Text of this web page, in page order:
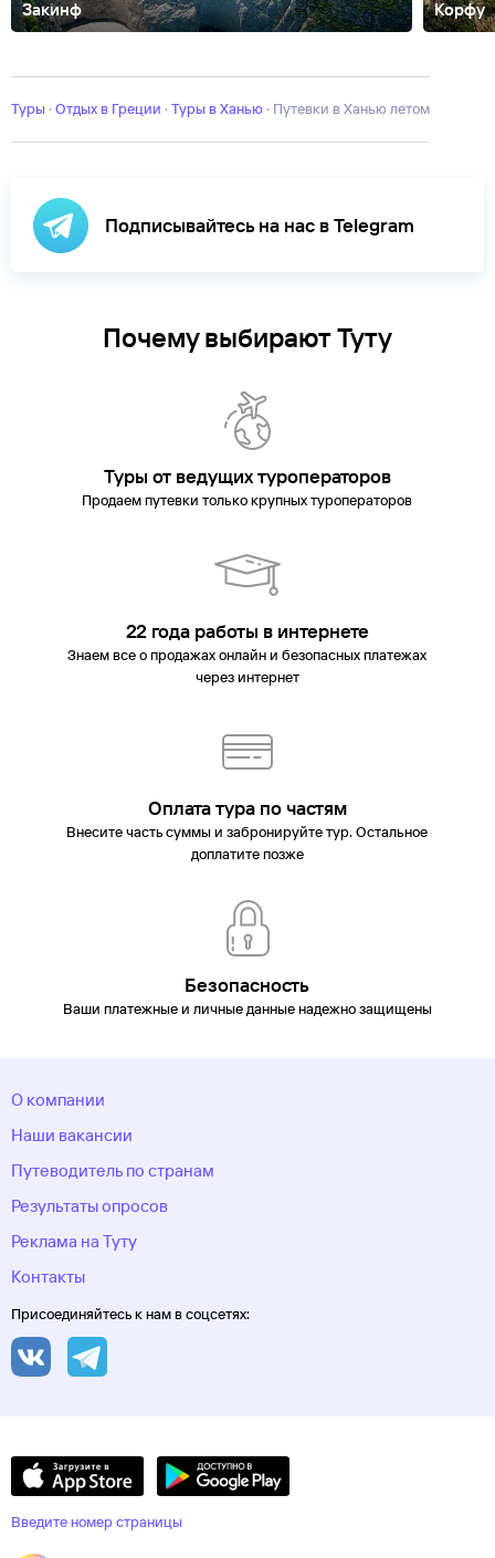
Закинф Корфу
овКастория КефалонияКосЛефкадаЛиндосЛутракиМалия
Туры · Отдых в Греции · Туры в Ханью · Путевки в Ханью летом
Подписывайтесь на нас в Telegram
Почему выбирают Туту
Туры от ведущих туроператоров
Продаем путевки только крупных туроператоров
22 года работы в интернете
Знаем все о продажах онлайн и безопасных платежах
через интернет
Оплата тура по частям
Внесите часть суммы и забронируйте тур. Остальное
доплатите позже
Безопасность
Ваши платежные и личные данные надежно защищены
О компании
Наши вакансии
Путеводитель по странам
Результаты опросов
Реклама на Туту
Контакты
Присоединяйтесь к нам в соцсетях:
Введите номер страницы